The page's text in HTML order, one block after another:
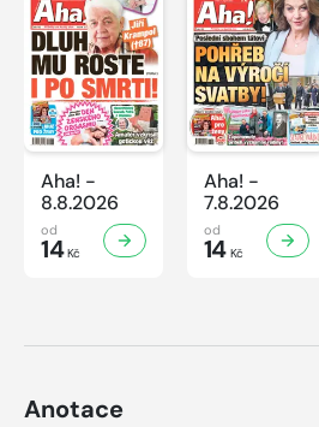
Aha! -
8.8.2026
od
14Kč
Aha! -
7.8.2026
od
14Kč
Anotace